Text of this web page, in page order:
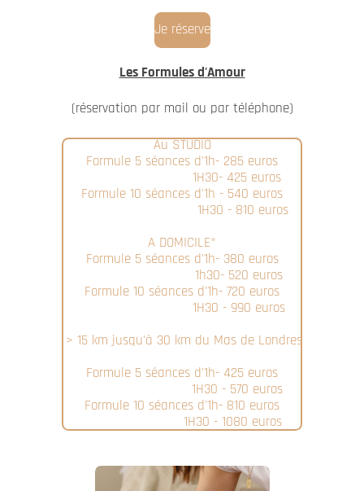
Je réserve
Les Formules d'Amour
(réservation par mail ou par téléphone)
Au STUDIO
Formule 5 séances d'1h- 285 euros
1H30- 425 euros
Formule 10 séances d'1h - 540 euros
1H30 - 810 euros
A DOMICILE*
Formule 5 séances d'1h- 380 euros
1h30- 520 euros
Formule 10 séances d'1h- 720 euros
1H30 - 990 euros
> 15 km jusqu'à 30 km du Mas de Londres
Formule 5 séances d'1h- 425 euros
1H30 - 570 euros
Formule 10 séances d'1h- 810 euros
1H30 - 1080 euros